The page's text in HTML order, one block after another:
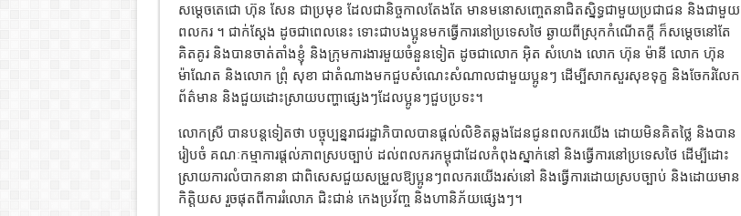
សម្តេចតេជោ ហ៊ុន សែន ជាប្រមុខ ដែលជានិច្ចកាលតែងតែ មានមនោសញ្ចេតនាជិតស្និទ្ធជាមួយប្រជាជន និងជាមួយ
ពលករ ។ ជាក់ស្តែង ដូចជាពេលនេះ ទោះជាបងប្អូនមកធ្វើការនៅប្រទេសថៃ ឆ្ងាយពីស្រុកកំណើតក្តី ក៏សម្តេចនៅតែ
គិតគូរ និងបានចាត់តាំងខ្ញុំ និងក្រុមការងារមួយចំនួនទៀត ដូចជាលោក អ៊ិត សំហេង លោក ហ៊ុន ម៉ានី លោក ហ៊ុន
ម៉ាណែត និងលោក ព្រុំ សុខា ជាតំណាងមកជួបសំណេះសំណាលជាមួយប្អូនៗ ដើម្បីសាកសួរសុខទុក្ខ និងចែករំលែក
ព័ត៌មាន និងជួយដោះស្រាយបញ្ហាផ្សេងៗដែលប្អូនៗជួបប្រទះ។
លោកស្រី បានបន្តទៀតថា បច្ចុប្បន្នរាជរដ្ឋាភិបាលបានផ្ដល់លិខិតឆ្លងដែនជូនពលករយើង ដោយមិនគិតថ្លៃ និងបាន
រៀបចំ គណៈកម្មាការផ្ដល់ភាពស្របច្បាប់ ដល់ពលករកម្ពុជាដែលកំពុងស្នាក់នៅ និងធ្វើការនៅប្រទេសថៃ ដើម្បីដោះ
ស្រាយការលំបាកនានា ជាពិសេសជួយសម្រួលឱ្យប្អូនៗពលករយើងរស់នៅ និងធ្វើការដោយស្របច្បាប់ និងដោយមាន
កិត្តិយស រួចផុតពីការរំលោភ ជិះជាន់ កេងប្រវ័ញ្ច និងហានិភ័យផ្សេងៗ។